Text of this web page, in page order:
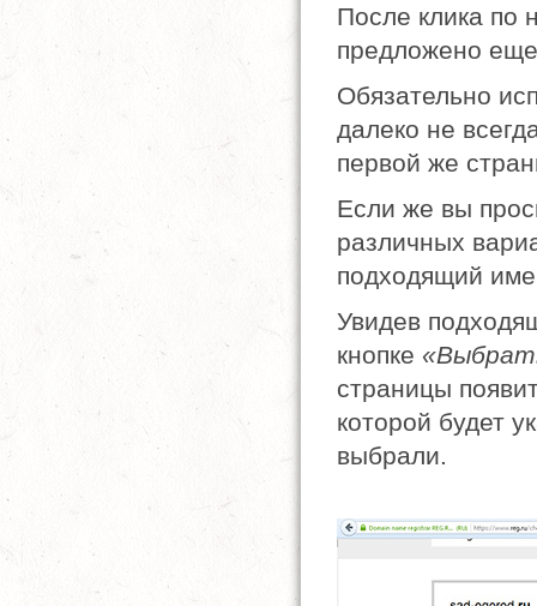
После клика по
предложено
Обязательно
далеко не
первой же
Если же вы
различных
подходящий
Увидев
кнопке
страницы
которой будет
выбрали.